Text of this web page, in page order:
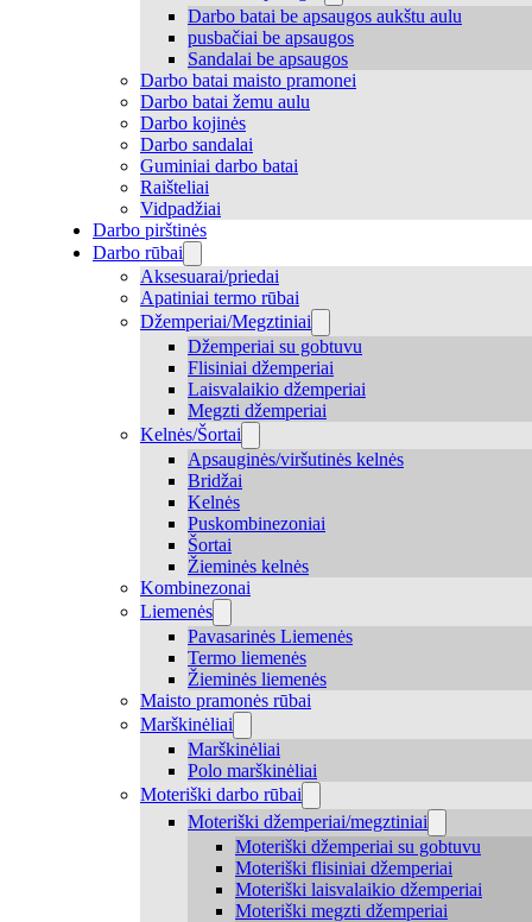
Darbo batai be apsaugos aukštu aulu
pusbačiai be apsaugos
Sandalai be apsaugos
Darbo batai maisto pramonei
Darbo batai žemu aulu
Darbo kojinės
Darbo sandalai
Guminiai darbo batai
Raišteliai
Vidpadžiai
Darbo pirštinės
Darbo rūbai
Aksesuarai/priedai
Apatiniai termo rūbai
Džemperiai/Megztiniai
Džemperiai su gobtuvu
Flisiniai džemperiai
Laisvalaikio džemperiai
Megzti džemperiai
Kelnės/Šortai
Apsauginės/viršutinės kelnės
Bridžai
Kelnės
Puskombinezoniai
Šortai
Žieminės kelnės
Kombinezonai
Liemenės
Pavasarinės Liemenės
Termo liemenės
Žieminės liemenės
Maisto pramonės rūbai
Marškinėliai
Marškinėliai
Polo marškinėliai
Moteriški darbo rūbai
Moteriški džemperiai/megztiniai
Moteriški džemperiai su gobtuvu
Moteriški flisiniai džemperiai
Moteriški laisvalaikio džemperiai
Moteriški megzti džemperiai